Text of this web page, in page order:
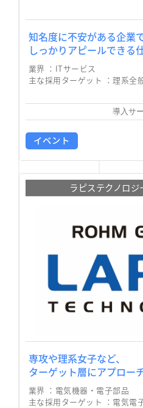
知名度に不安がある企業
しっかりアピールできる
業界 ： ITサービス
主な採用ターゲット ：理系全
導入サ
イベント
ラピステクノロジ
専攻や理系女子など、
ターゲット層にアプロー
業界 ： 電気機器・電子部品
主な採用ターゲット ： 電気電